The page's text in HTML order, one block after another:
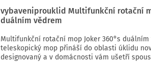
vybaveniprouklid Multifunkční rotační
duálním vědrem
Multifunkční rotační mop Joker 360°s
teleskopický mop přináší do oblasti úklidu
designovaný a v domácnosti vám ušetří